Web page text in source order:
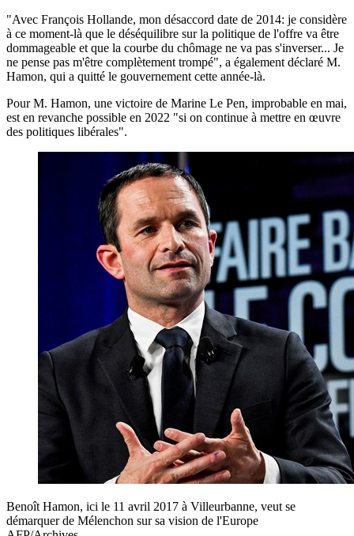
"Avec François Hollande, mon désaccord date de 2014: je considère
à ce moment-là que le déséquilibre sur la politique de l'offre va être
dommageable et que la courbe du chômage ne va pas s'inverser... Je
ne pense pas m'être complètement trompé", a également déclaré M.
Hamon, qui a quitté le gouvernement cette année-là.
Pour M. Hamon, une victoire de Marine Le Pen, improbable en mai,
est en revanche possible en 2022 "si on continue à mettre en œuvre
des politiques libérales".
Benoît Hamon, ici le 11 avril 2017 à Villeurbanne, veut se
démarquer de Mélenchon sur sa vision de l'Europe